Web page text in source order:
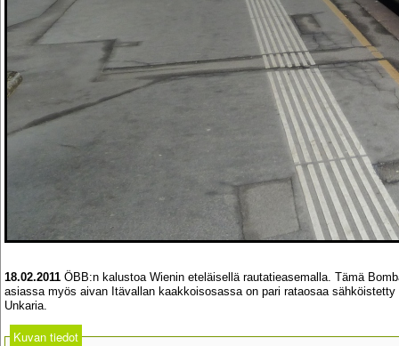
18.02.2011 ÖBB:n kalustoa Wienin eteläisellä rautatieasemalla. Tämä
asiassa myös aivan Itävallan kaakkoisosassa on pari rataosaa
Unkaria.
Kuvan tiedot